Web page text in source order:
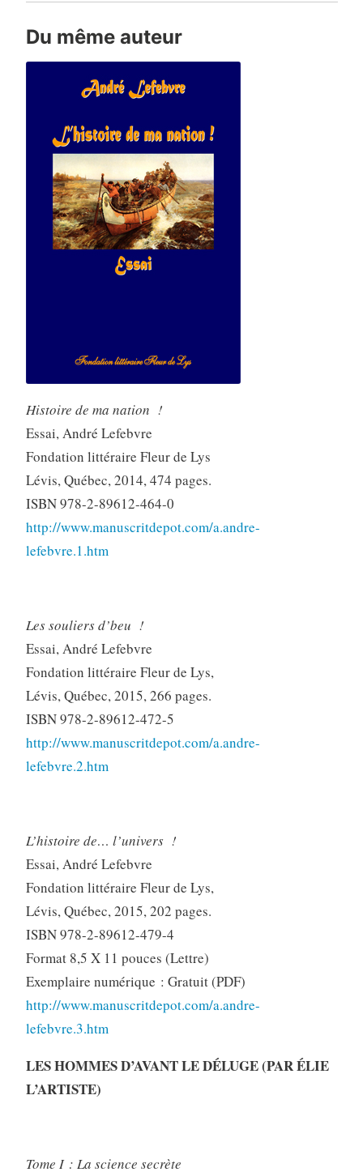
Du même auteur
Histoire de ma nation !
Essai, André Lefebvre
Fondation littéraire Fleur de Lys
Lévis, Québec, 2014, 474 pages.
ISBN 978-2-89612-464-0
http://www.manuscritdepot.com/a.andre-
lefebvre.1.htm
Les souliers d’beu !
Essai, André Lefebvre
Fondation littéraire Fleur de Lys,
Lévis, Québec, 2015, 266 pages.
ISBN 978-2-89612-472-5
http://www.manuscritdepot.com/a.andre-
lefebvre.2.htm
L’histoire de… l’univers !
Essai, André Lefebvre
Fondation littéraire Fleur de Lys,
Lévis, Québec, 2015, 202 pages.
ISBN 978-2-89612-479-4
Format 8,5 X 11 pouces (Lettre)
Exemplaire numérique : Gratuit (PDF)
http://www.manuscritdepot.com/a.andre-
lefebvre.3.htm
LES HOMMES D’AVANT LE DÉLUGE (PAR ÉLIE
L’ARTISTE)
Tome I : La science secrète